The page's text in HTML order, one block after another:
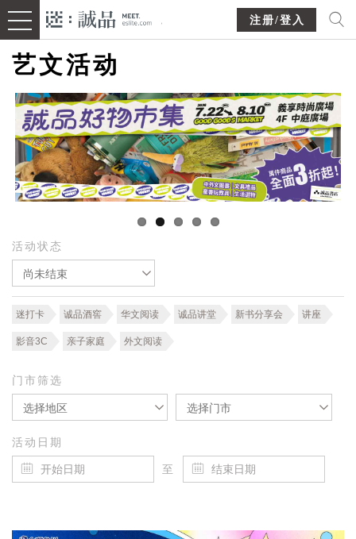
注册/登入
艺文活动
活动状态
尚未结束
迷打卡 诚品酒窖 华文阅读 诚品讲堂 新书分享会 讲座
影音3C 亲子家庭 外文阅读
门市筛选
选择地区 选择门市
活动日期
至